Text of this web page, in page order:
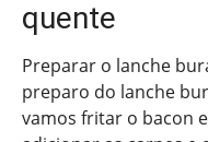
quente
Preparar o lanche
preparo do lanche
vamos fritar o bacon